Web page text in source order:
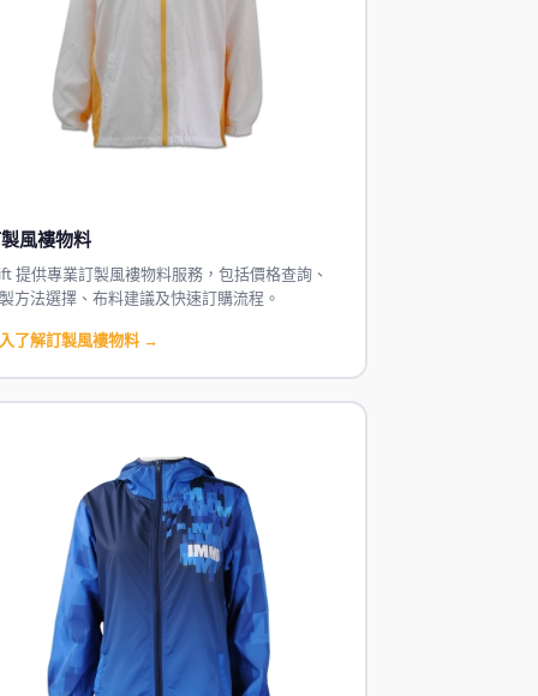
風褸物料
提供專業訂製風褸物料服務，包括價格查詢、
方法選擇、布料建議及快速訂購流程。
了解訂製風褸物料 →